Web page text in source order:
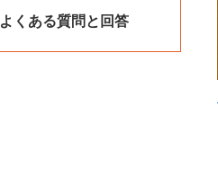
よくある質問と回答